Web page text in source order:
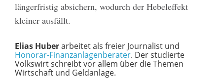
längerfristig absichern, wodurch der Hebeleffekt
kleiner ausfällt.
Elias Huberarbeitet als freier Journalist und
Honorar-Finanzanlagenberater. Der studierte
Volkswirt schreibt vor allem über die Themen
Wirtschaft und Geldanlage.